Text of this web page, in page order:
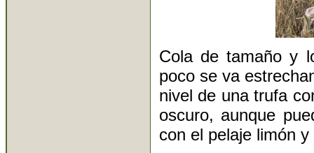
Cola de tamaño y
poco se va
nivel de una trufa
oscuro, aunque
con el pelaje limón y